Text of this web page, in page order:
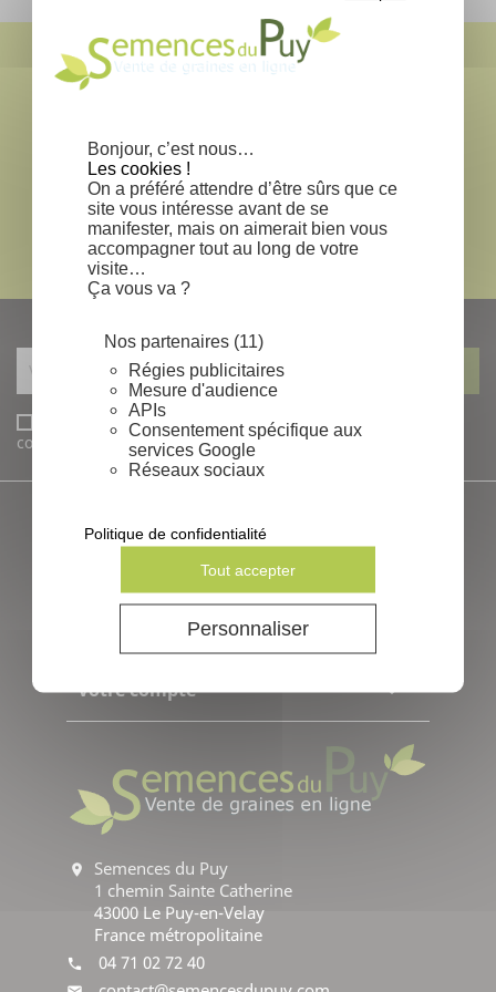
Bonjour, c’est nous…
Les cookies !
On a préféré attendre d’être sûrs que ce
site vous intéresse avant de se
manifester, mais on aimerait bien vous
accompagner tout au long de votre
visite…
Ça vous va ?
Nos partenaires (11)
Régies publicitaires
Mesure d'audience
APIs
Consentement spécifique aux
services Google
Réseaux sociaux
Tout accepter
Personnaliser
Politique de confidentialité
local_shipping
lock
PAIEMENT SÉCURISÉ
mail
CONTACTEZ NOUS
J'accepte les conditions générales et la politique de
confidentialité
Informations
Votre compte 
location_on
Semences du Puy
1 chemin Sainte Catherine
43000 Le Puy-en-Velay
France métropolitaine
phone 04 71 02 72 40